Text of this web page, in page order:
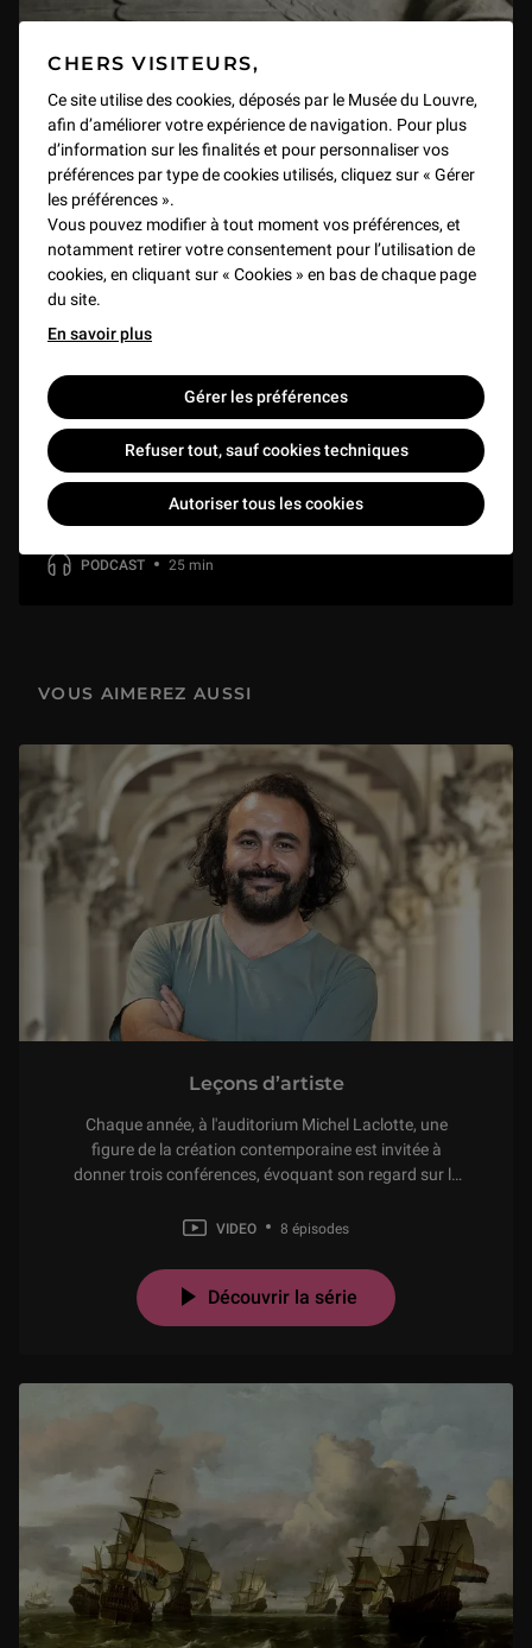
CHERS VISITEURS,
Ce site utilise des cookies, déposés par le Musée du Louvre,
afin d’améliorer votre expérience de navigation. Pour plus
d’information sur les finalités et pour personnaliser vos
préférences par type de cookies utilisés, cliquez sur « Gérer
les préférences ».
Vous pouvez modifier à tout moment vos préférences, et
notamment retirer votre consentement pour l’utilisation de
cookies, en cliquant sur « Cookies » en bas de chaque page
du site.
En savoir plus
Gérer les préférences
Refuser tout, sauf cookies techniques
Autoriser tous les cookies
Les Taureaux ailés de Khorsabad
PODCAST 25 min
VOUS AIMEREZ AUSSI
Leçons d’artiste
Chaque année, à l'auditorium Michel Laclotte, une
figure de la création contemporaine est invitée à
donner trois conférences, évoquant son regard sur le
créateurs contemporains à exprimer les relations
musée.
VIDEO 8 épisodes
Découvrir la série